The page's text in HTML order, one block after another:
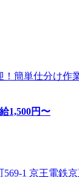
！簡単仕分け
1,500円〜
1 京王電鉄